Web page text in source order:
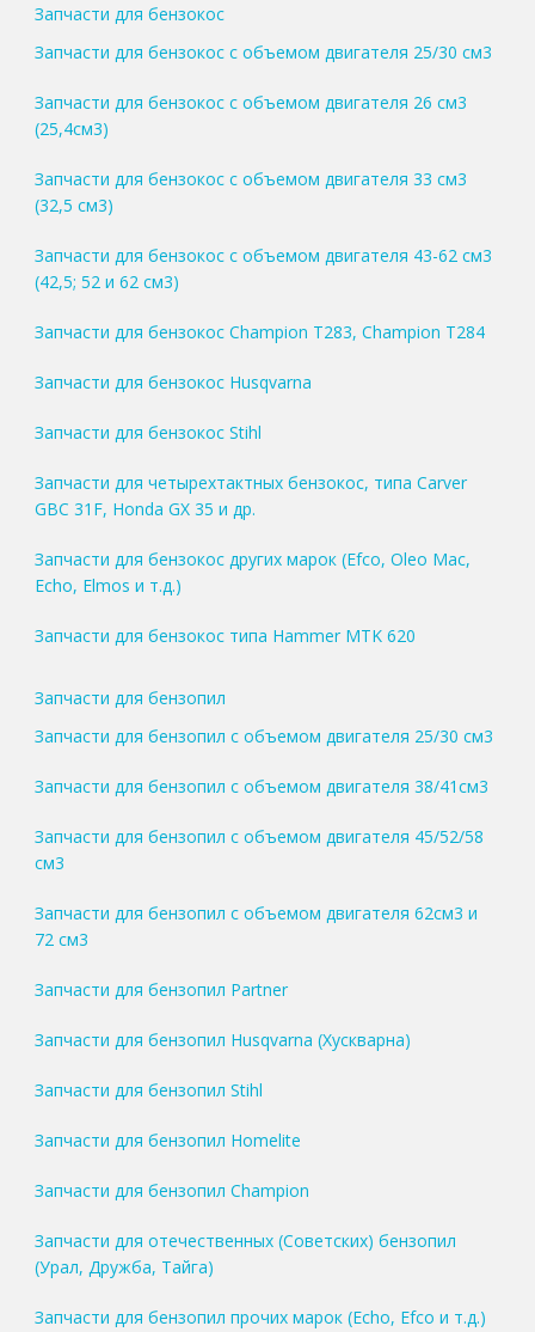
Запчасти для бензокос
Запчасти для бензокос с объемом двигателя 25/30 см3
Запчасти для бензокос с объемом двигателя 26 см3
(25,4см3)
Запчасти для бензокос с объемом двигателя 33 см3
(32,5 см3)
Запчасти для бензокос с объемом двигателя 43-62 см3
(42,5; 52 и 62 см3)
Запчасти для бензокос Champion T283, Champion T284
Запчасти для бензокос Husqvarna
Запчасти для бензокос Stihl
Запчасти для четырехтактных бензокос, типа Carver
GBC 31F, Honda GX 35 и др.
Запчасти для бензокос других марок (Efco, Oleo Mac,
Echo, Elmos и т.д.)
Запчасти для бензокос типа Hammer MTK 620
Запчасти для бензопил
Запчасти для бензопил с объемом двигателя 25/30 см3
Запчасти для бензопил с объемом двигателя 38/41см3
Запчасти для бензопил с объемом двигателя 45/52/58
см3
Запчасти для бензопил с объемом двигателя 62см3 и
72 см3
Запчасти для бензопил Partner
Запчасти для бензопил Husqvarna (Хускварна)
Запчасти для бензопил Stihl
Запчасти для бензопил Homelite
Запчасти для бензопил Champion
Запчасти для отечественных (Советских) бензопил
(Урал, Дружба, Тайга)
Запчасти для бензопил прочих марок (Echo, Efco и т.д.)